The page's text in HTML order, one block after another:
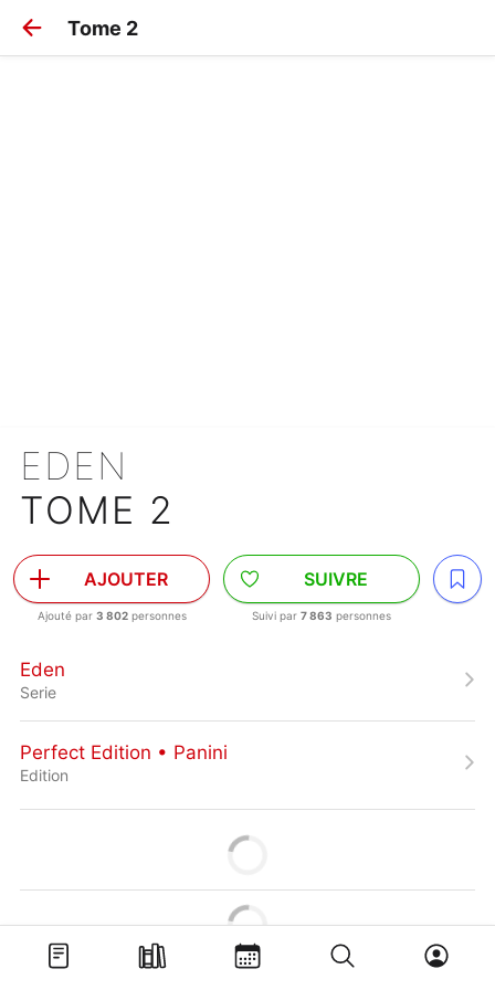
Tome 2
EDEN
TOME 2
AJOUTER
Ajouté par 3 802personnes
SUIVRE
Suivi par 7 863 personnes
Eden
Serie
Perfect Edition • Panini
Edition